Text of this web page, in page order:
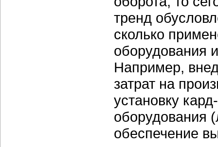
тренд
сколько
оборудования
Например,
затрат на
установку
оборудования
обеспечение